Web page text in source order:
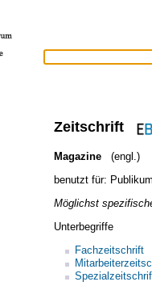
Zeitschrift
Magazine
(engl.)
benutzt für:
Möglichst
Unterbegriffe
Fachzeitschrift